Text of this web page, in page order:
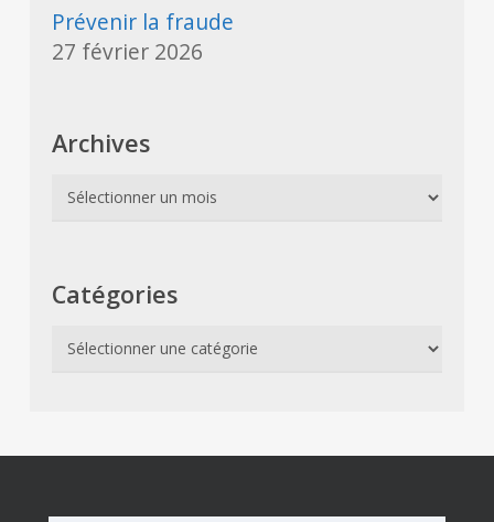
Prévenir la fraude
27 février 2026
Archives
Archives
Catégories
Catégories